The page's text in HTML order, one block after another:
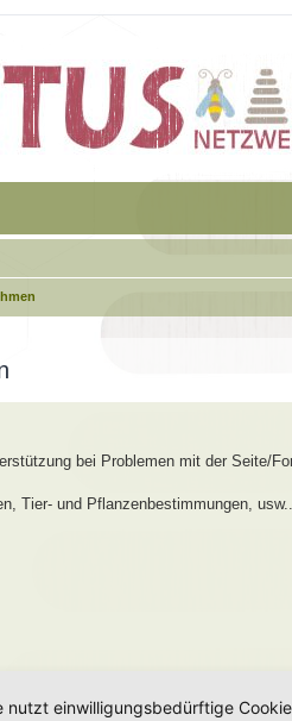
bei Problemen mit der Seite/
Tier- und Pflanzenbestimmungen,
nutzt einwilligungsbedürftige